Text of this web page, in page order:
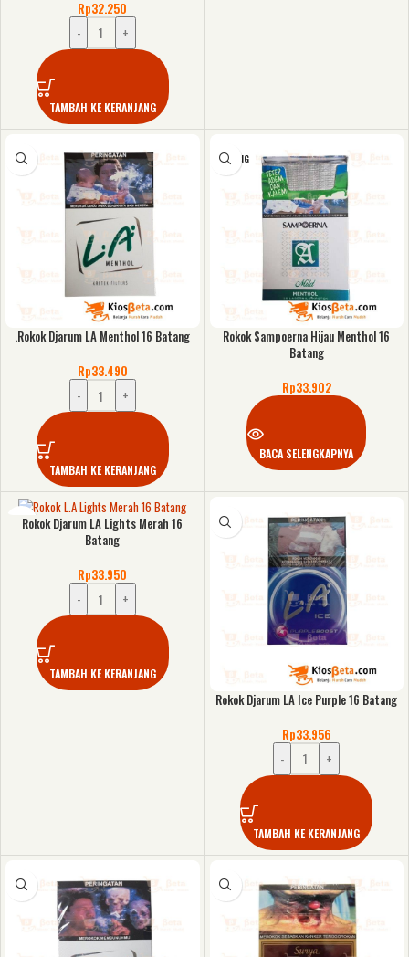
Rp32.250
-
+
TAMBAH KE KERANJANG
.Rokok Djarum LA Menthol 16 Batang
Rp33.490
-
+
TAMBAH KE KERANJANG
KOSONG
Rokok Sampoerna Hijau Menthol 16
Batang
Rp33.902
BACA SELENGKAPNYA
Rokok Djarum LA Lights Merah 16
Batang
Rp33.950
-
+
TAMBAH KE KERANJANG
Rokok Djarum LA Ice Purple 16 Batang
Rp33.956
-
+
TAMBAH KE KERANJANG